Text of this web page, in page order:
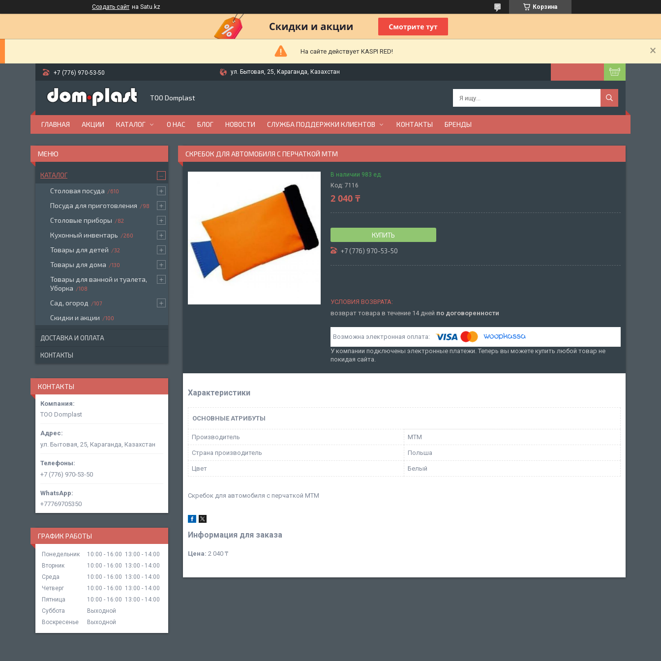
Создать сайт на Satu.kz Корзина
На сайте действует KASPI RED!
+7 (776) 970-53-50 ул. Бытовая, 25, Караганда, Казахстан
ТОО Domplast
ГЛАВНАЯ АКЦИИ КАТАЛОГ О НАС БЛОГ НОВОСТИ СЛУЖБА ПОДДЕРЖКИ КЛИЕНТОВ КОНТАКТЫ БРЕНДЫ
СКРЕБОК ДЛЯ АВТОМОБИЛЯ С ПЕРЧАТКОЙ MTM
В наличии 983 ед.
Код: 7116
2 040 ₸
КУПИТЬ
+7 (776) 970-53-50
возврат товара в течение 14 дней по договоренности
У компании подключены электронные платежи. Теперь вы можете купить любой товар не
покидая сайта.
Характеристики
ОСНОВНЫЕ АТРИБУТЫ
Производитель MTM
Страна производитель Польша
Цвет Белый
Скребок для автомобиля с перчаткой MTM
Информация для заказа
Цена: 2 040 ₸
КАТАЛОГ
Столовая посуда 610
Посуда для приготовления 98
Столовые приборы 82
Кухонный инвентарь 260
Товары для детей 32
Товары для дома 130
Товары для ванной и туалета,
Уборка
108
Сад, огород 107
Скидки и акции 100
ДОСТАВКА И ОПЛАТА
КОНТАКТЫ
КОНТАКТЫ
ТОО Domplast
ул. Бытовая, 25, Караганда, Казахстан
+7 (776) 970-53-50
+77769705350
ГРАФИК РАБОТЫ
Понедельник 10:00 16:00 13:00
14:00
Вторник
10:00 16:00 13:00
14:00
Среда
10:00 16:00 13:00
14:00
Четверг
10:00 16:00 13:00
14:00
Пятница
10:00 16:00 13:00
14:00
Суббота
Выходной
Воскресенье
Выходной